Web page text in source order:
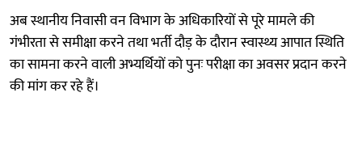
अब स्थानीय निवासी वन विभाग के अधिकारियों से पूरे मामले की
गंभीरता से समीक्षा करने तथा भर्ती दौड़ के दौरान स्वास्थ्य आपात स्थिति
का सामना करने वाली अभ्यर्थियों को पुनः परीक्षा का अवसर प्रदान करने
की मांग कर रहे हैं।